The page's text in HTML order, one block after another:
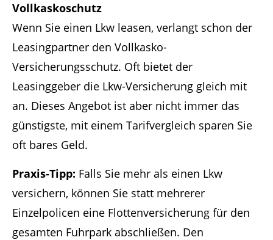
Vollkaskoschutz
Wenn Sie einen Lkw leasen, verlangt schon der
Leasingpartner den Vollkasko-
Versicherungsschutz. Oft bietet der
Leasinggeber die Lkw-Versicherung gleich mit
an. Dieses Angebot ist aber nicht immer das
günstigste, mit einem Tarifvergleich sparen Sie
oft bares Geld.
Praxis-Tipp: Falls Sie mehr als einen Lkw
versichern, können Sie statt mehrerer
Einzelpolicen eine Flottenversicherung für den
gesamten Fuhrpark abschließen. Den